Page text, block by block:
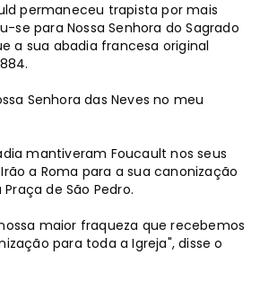
permaneceu trapista por mais
se para Nossa Senhora do Sagrado
a sua abadia francesa original
Senhora das Neves no meu
mantiveram Foucault nos seus
a Roma para a sua canonização
de São Pedro.
maior fraqueza que recebemos
para toda a Igreja", disse o